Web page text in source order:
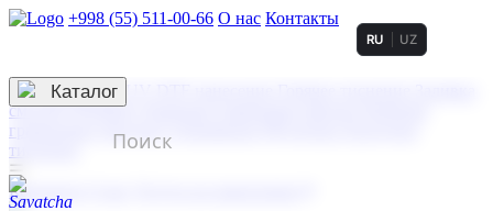
+998 (55) 511-00-66 О нас Контакты
3D гравировка
смолой (Doming)
гравировка твердая
тиснение
RU UZ
☰
Контакты
Каталог